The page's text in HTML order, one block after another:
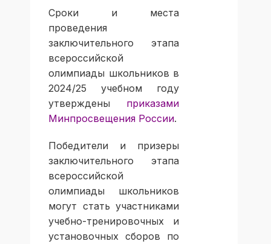
Сроки и места
проведения
заключительного этапа
всероссийской
олимпиады школьников в
2024/25 учебном году
утверждены приказами
Минпросвещения России.
Победители и призеры
заключительного этапа
всероссийской
олимпиады школьников
могут стать участниками
учебно-тренировочных и
установочных сборов по